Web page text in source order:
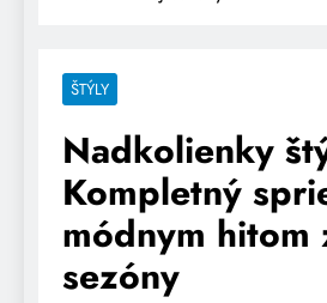
ŠTÝLY
Nadkolienky
Kompletný
módnym hitom
sezóny